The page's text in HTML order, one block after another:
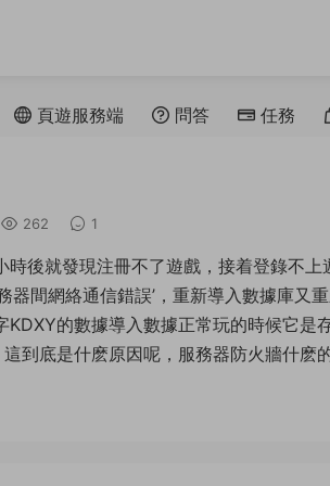
頁遊服務端 問答 任務
262 1
後就發現注冊不了遊戲，接着登錄不
間網絡通信錯誤’，重新導入數據庫又
的數據導入數據正常玩的時候它是
到底是什麽原因呢，服務器防火牆什麽